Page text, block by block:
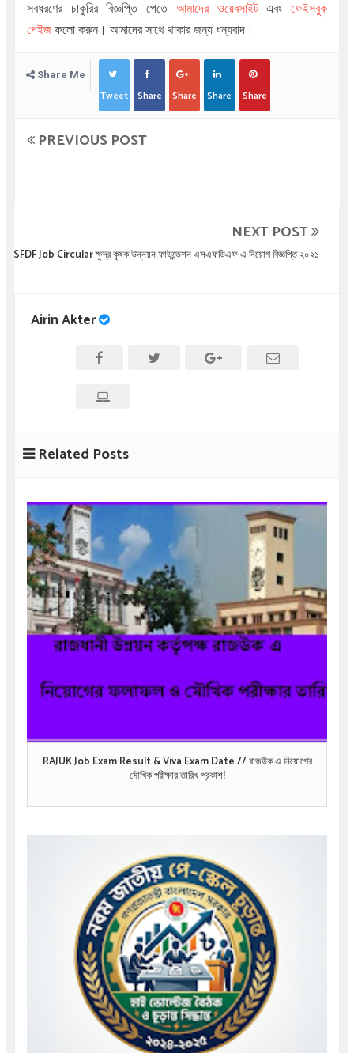
সবধরণের চাকুরির বিজ্ঞপ্তি পেতে
আমাদের ওয়েবসাইট এবংফেইসবুক
পেইজফলো করুন। আমাদের সাথে থাকার জন্য ধন্যবাদ।
Share Me
Tweet Share Share Share Share
PREVIOUS POST
NEXT POST
SFDF Job Circular ক্ষুদ্র কৃষক উন্নয়ন ফাউন্ডেশন এসএফডিএফ এ নিয়োগ বিজ্ঞপ্তি ২০২১
Airin Akter
Related Posts
RAJUK Job Exam Result & Viva Exam Date // রাজউক এ নিয়োগের
মৌখিক পরীক্ষার তারিখ প্রকাশ!